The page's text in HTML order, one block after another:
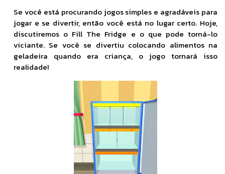
Se você está procurando jogos simples e agradáveis ​​para
jogar e se divertir, então você está no lugar certo. Hoje,
discutiremos o Fill The Fridge e o que pode torná-lo
viciante. Se você se divertiu colocando alimentos na
geladeira quando era criança, o jogo tornará isso
realidade!